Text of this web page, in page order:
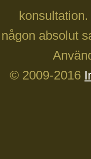
någon absolut
© 2009-2016